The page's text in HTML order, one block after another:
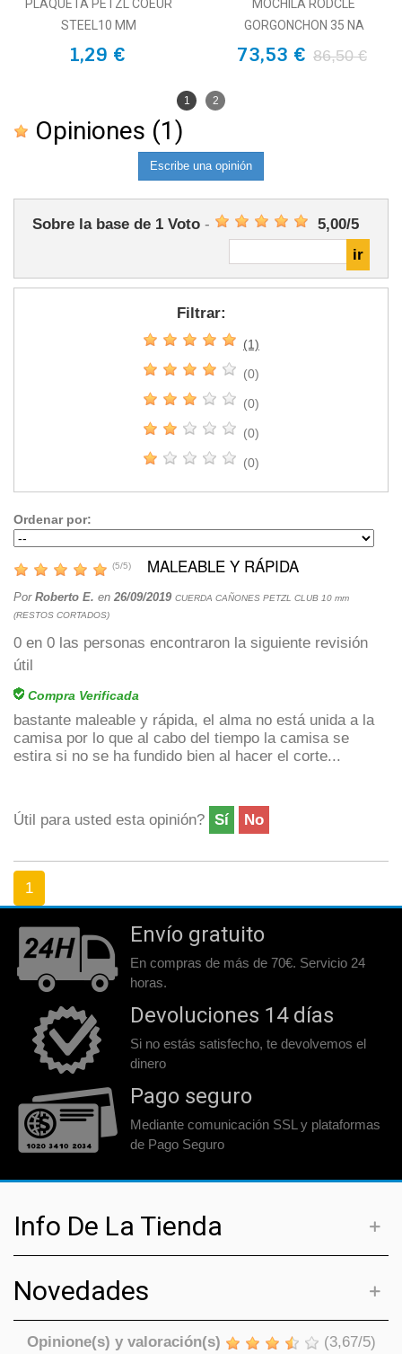
PLAQUETA PETZL COEUR
STEEL10 MM
1,29 €
MOCHILA RODCLE
GORGONCHON 35 NA
73,53 € 86,50 €
1 2
Opiniones (1)
Escribe una opinión
Sobre la base de 1 Voto - 5,00/5
Filtrar:
(1)
(0)
(0)
(0)
(0)
Ordenar por:
(5/5) MALEABLE Y RÁPIDA
Por Roberto E. en 26/09/2019 CUERDA CAÑONES PETZL CLUB 10 mm
(RESTOS CORTADOS)
0 en 0 las personas encontraron la siguiente revisión
útil
Compra Verificada
bastante maleable y rápida, el alma no está unida a la
camisa por lo que al cabo del tiempo la camisa se
estira si no se ha fundido bien al hacer el corte...
Útil para usted esta opinión? Sí No
1
Envío gratuito
En compras de más de 70€. Servicio 24
horas.
Devoluciones 14 días
Si no estás satisfecho, te devolvemos el
dinero
Pago seguro
Mediante comunicación SSL y plataformas
de Pago Seguro
Info De La Tienda
Novedades
Opinione(s) y valoración(s) (3,67/5)